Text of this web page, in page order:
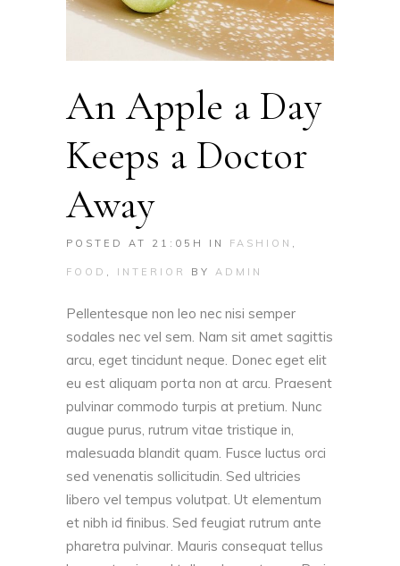
An Apple a Day
Keeps a Doctor
Away
POSTED AT 21:05H IN FASHION ,
FOOD , INTERIOR BY ADMIN
Pellentesque non leo nec nisi semper
sodales nec vel sem. Nam sit amet sagittis
arcu, eget tincidunt neque. Donec eget elit
eu est aliquam porta non at arcu. Praesent
pulvinar commodo turpis at pretium. Nunc
augue purus, rutrum vitae tristique in,
malesuada blandit quam. Fusce luctus orci
sed venenatis sollicitudin. Sed ultricies
libero vel tempus volutpat. Ut elementum
et nibh id finibus. Sed feugiat rutrum ante
pharetra pulvinar. Mauris consequat tellus